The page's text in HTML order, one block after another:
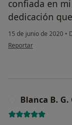
confiada en
dedicación
15 de junio de 2020 •
en opinión del usuario
Reportar
Blanca B. G.